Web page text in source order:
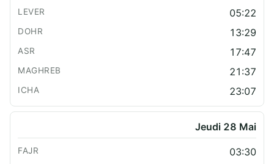
05:22
13:29
17:47
21:37
23:07
Jeudi 28 Mai
03:30